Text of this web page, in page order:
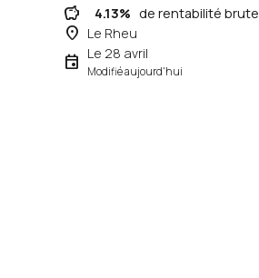
savings 4.13% de rentabilité brute
place Le Rheu
event Le 28 avril
Modifié aujourd'hui